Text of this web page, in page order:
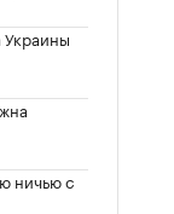
ничью с